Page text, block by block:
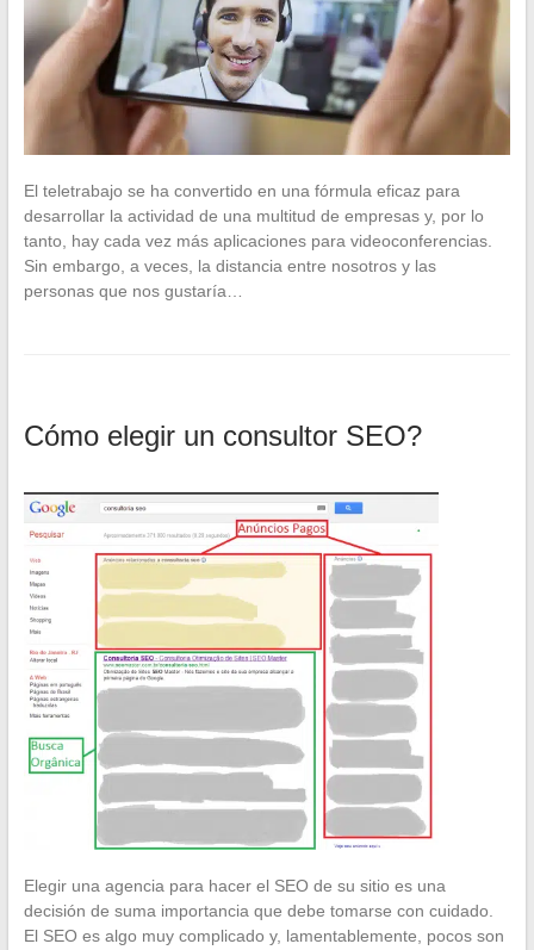
El teletrabajo se ha convertido en una fórmula eficaz para
desarrollar la actividad de una multitud de empresas y, por lo
tanto, hay cada vez más aplicaciones para videoconferencias.
Sin embargo, a veces, la distancia entre nosotros y las
personas que nos gustaría…
Cómo elegir un consultor SEO?
Elegir una agencia para hacer el SEO de su sitio es una
decisión de suma importancia que debe tomarse con cuidado.
El SEO es algo muy complicado y, lamentablemente, pocos son